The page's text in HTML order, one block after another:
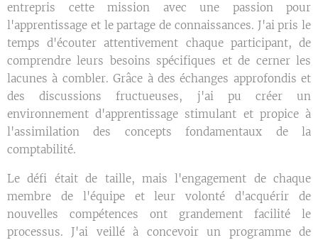
entrepris cette mission avec une passion pour
l'apprentissage et le partage de connaissances. J'ai pris le
temps d'écouter attentivement chaque participant, de
comprendre leurs besoins spécifiques et de cerner les
lacunes à combler. Grâce à des échanges approfondis et
des discussions fructueuses, j'ai pu créer un
environnement d'apprentissage stimulant et propice à
l'assimilation des concepts fondamentaux de la
comptabilité.
Le défi était de taille, mais l'engagement de chaque
membre de l'équipe et leur volonté d'acquérir de
nouvelles compétences ont grandement facilité le
processus. J'ai veillé à concevoir un programme de